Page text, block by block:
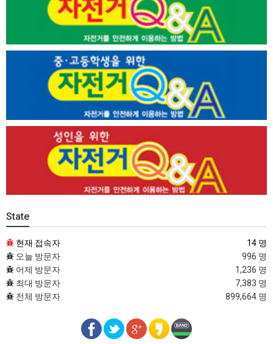
State
현재 접속자
14 명
오늘 방문자
996 명
어제 방문자
1,236 명
최대 방문자
7,383 명
전체 방문자
899,664 명